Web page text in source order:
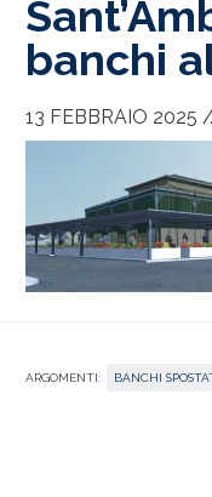
banchi
13 FEBBRAIO 2025
ARGOMENTI: BANCHI